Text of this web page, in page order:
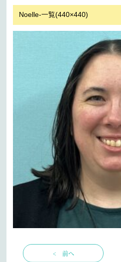
Noelle-一覧(440×440)
< 前へ